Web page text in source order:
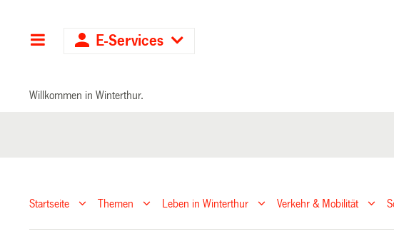
Hauptnavigation
E-Services
Willkommen in Winterthur.
Startseite Themen Leben in Winterthur Verkehr & Mobilität